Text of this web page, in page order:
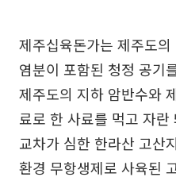
제주십육돈가는 제주도
염분이 포함된 청정 공기
제주도의 지하 암반수와
료로 한 사료를 먹고 자
교차가 심한 한라산 고산
환경 무항생제로 사육된